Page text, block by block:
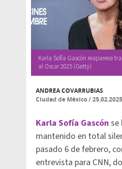
Karla Sofía Gascón reaparece
al Oscar 2025 (Getty)
ANDREA COVARRUBIAS
Ciudad de México/
Karla Sofía Gascón se
mantenido en total
pasado 6 de febrero,
entrevista para CNN,